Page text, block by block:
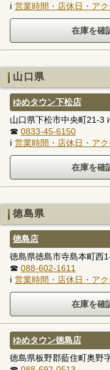
ℹ 営業時間・店休日・ア
山口県
ゆめタウン下松店
山口県下松市中央町21-3
☎ 0833-45-6150
ℹ 営業時間・店休日・ア
徳島県
徳島店
徳島県徳島市寺島本町西
☎ 088-602-1611
ℹ 営業時間・店休日・ア
ゆめタウン徳島店
徳島県板野郡藍住町奥野